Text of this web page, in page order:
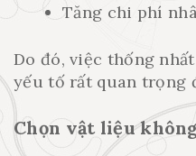
Tăng chi phí
Do đó, việc thống
yếu tố rất quan trọng
Chọn vật liệu